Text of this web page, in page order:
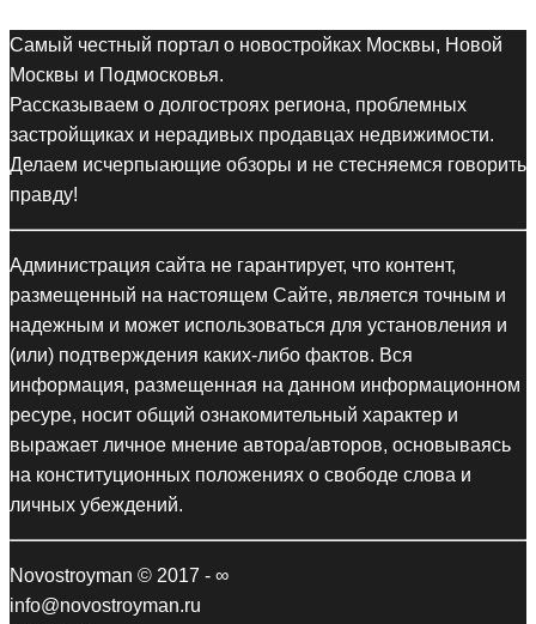
Самый честный портал о новостройках Москвы, Новой
Москвы и Подмосковья.
Рассказываем о долгостроях региона, проблемных
застройщиках и нерадивых продавцах недвижимости.
Делаем исчерпыающие обзоры и не стесняемся говорить
правду!
Администрация сайта не гарантирует, что контент,
размещенный на настоящем Сайте, является точным и
надежным и может использоваться для установления и
(или) подтверждения каких-либо фактов. Вся
информация, размещенная на данном информационном
ресуре, носит общий ознакомительный характер и
выражает личное мнение автора/авторов, основываясь
на конституционных положениях о свободе слова и
личных убеждений.
Novostroyman © 2017 - ∞
info@novostroyman.ru